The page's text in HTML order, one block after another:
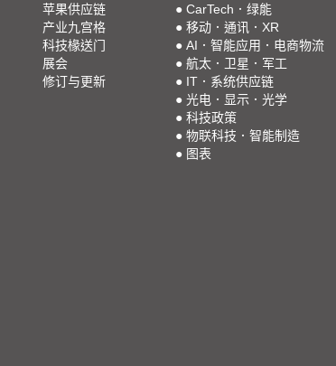
苹果供应链
产业九宫格
科技椽送门
展会
修订与更新
● CarTech．绿能
● 移动．通讯．XR
● AI．智能应用．电商物流
● 航太．卫星．军工
● IT．系统供应链
● 光电．显示．光学
● 科技政策
● 物联科技．智能制造
● 图表